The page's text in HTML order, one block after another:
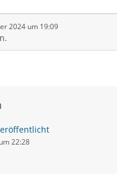
2024 um 19:09
22:28